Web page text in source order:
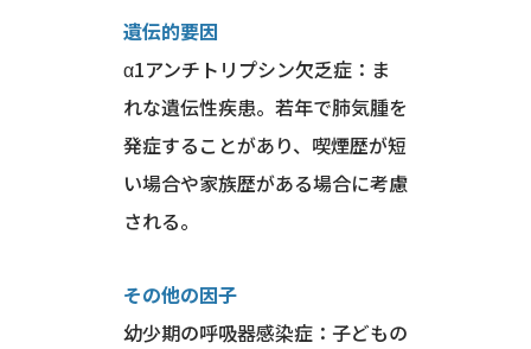
遺伝的要因
α1アンチトリプシン欠乏症：ま
れな遺伝性疾患。若年で肺気腫を
発症することがあり、喫煙歴が短
い場合や家族歴がある場合に考慮
される。
その他の因子
幼少期の呼吸器感染症：子どもの